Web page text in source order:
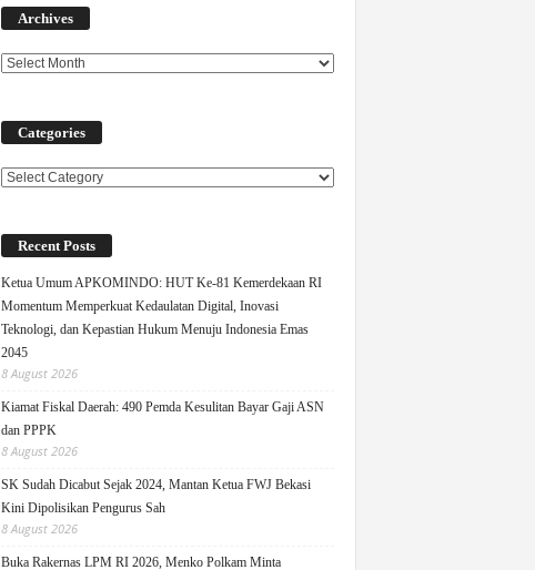
Archives
Categories
Categories
Recent Posts
Ketua Umum APKOMINDO: HUT Ke-81 Kemerdekaan RI
Momentum Memperkuat Kedaulatan Digital, Inovasi
Teknologi, dan Kepastian Hukum Menuju Indonesia Emas
2045
8 August 2026
Kiamat Fiskal Daerah: 490 Pemda Kesulitan Bayar Gaji ASN
dan PPPK
8 August 2026
SK Sudah Dicabut Sejak 2024, Mantan Ketua FWJ Bekasi
Kini Dipolisikan Pengurus Sah
8 August 2026
Buka Rakernas LPM RI 2026, Menko Polkam Minta